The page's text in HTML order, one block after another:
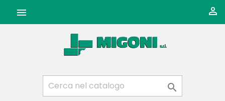
 
